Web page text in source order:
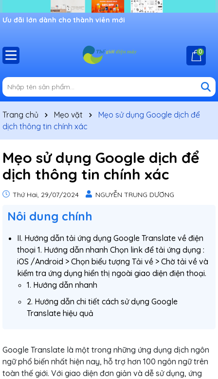
Ưu đãi lớn dành cho thành viên mới
0
Trang chủ Mẹo vặt
Mẹo sử dụng Google dịch để
dịch thông tin chính xác
Mẹo sử dụng Google dịch để
dịch thông tin chính xác
Thứ Hai, 29/07/2024 NGUYỄN TRUNG DƯƠNG
Nôi dung chính
II. Hướng dẫn tải ứng dụng Google Translate về điện
thoại 1. Hướng dẫn nhanh Chọn link để tải ứng dụng :
iOS /Android > Chọn biểu tượng Tải về > Chờ tải về và
kiểm tra ứng dụng hiển thị ngoài giao diện điện thoại.
1. Hướng dẫn nhanh
2. Hướng dẫn chi tiết cách sử dụng Google
Translate hiệu quả
Google Translate là một trong những ứng dụng dịch ngôn
ngữ phổ biến nhất hiện nay, hỗ trợ hơn 100 ngôn ngữ trên
toàn thế giới. Với giao diện đơn giản và dễ sử dụng, ứng